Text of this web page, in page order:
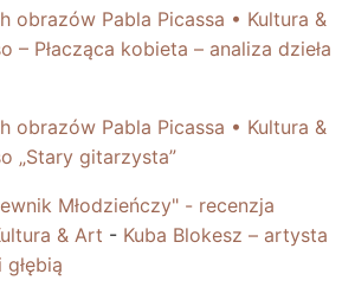
obrazów Pabla Picassa • Kultura &
– Płacząca kobieta – analiza dzieła
obrazów Pabla Picassa • Kultura &
„Stary gitarzysta”
Młodzieńczy" - recenzja
& Art - Kuba Blokesz – artysta